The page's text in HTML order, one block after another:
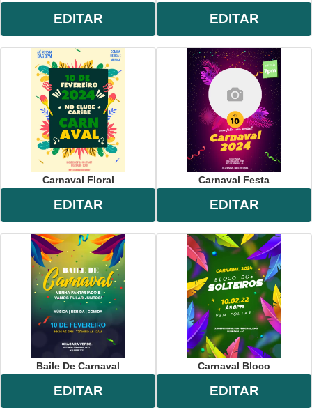
EDITAR EDITAR
Carnaval Floral
EDITAR
Carnaval Festa
EDITAR
Baile De Carnaval
EDITAR
Carnaval Bloco
EDITAR